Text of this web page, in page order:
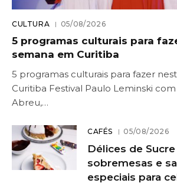
CULTURA 05/08/2026
5 programas culturais para
semana em Curitiba
5 programas culturais para fazer
Curitiba Festival Paulo Leminski
Abreu,…
CAFÉS 05/08/2026
Délices de
sobremesas e
especiais para